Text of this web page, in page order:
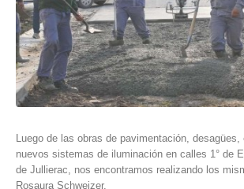
Luego de las obras de pavimentación,
nuevos sistemas de iluminación en calles 1° de
de Jullierac, nos encontramos realizando los
Rosaura Schweizer.